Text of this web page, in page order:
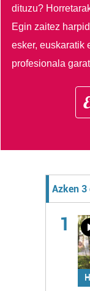
dituzu?
Egin zaitez
esker, euskaratik
profesionala
Azken
1